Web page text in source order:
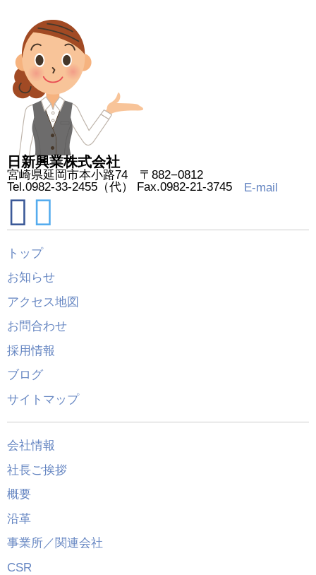
日新興業株式会社
宮崎県延岡市本小路74 〒882−0812
Tel.0982-33-2455（代） Fax.0982-21-3745 E-mail
トップ
お知らせ
アクセス地図
お問合わせ
採用情報
ブログ
サイトマップ
会社情報
社長ご挨拶
概要
沿革
事業所／関連会社
CSR